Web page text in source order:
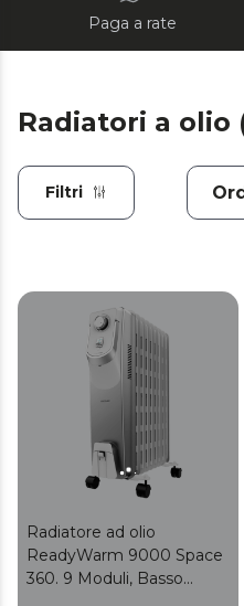
Paga a rate
Radiatori a olio
Filtri
Radiatore ad olio
ReadyWarm 9000 Space
360. 9 Moduli, Basso